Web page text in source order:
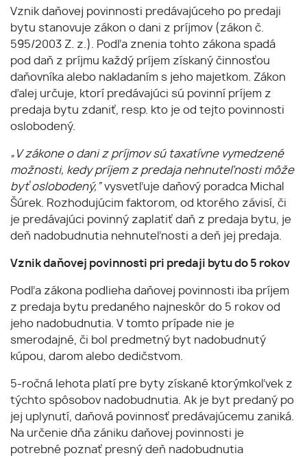
Vznik daňovej povinnosti predávajúceho po predaji
bytu stanovuje zákon o dani z príjmov (zákon č.
595/2003 Z. z.). Podľa znenia tohto zákona spadá
pod daň z príjmu každý príjem získaný činnosťou
daňovníka alebo nakladaním s jeho majetkom. Zákon
ďalej určuje, ktorí predávajúci sú povinní príjem z
predaja bytu zdaniť, resp. kto je od tejto povinnosti
oslobodený.
„V zákone o dani z príjmov sú taxatívne vymedzené
možnosti, kedy príjem z predaja nehnuteľnosti môže
byť oslobodený,”vysvetľuje daňový poradca Michal
Šúrek. Rozhodujúcim faktorom, od ktorého závisí, či
je predávajúci povinný zaplatiť daň z predaja bytu, je
deň nadobudnutia nehnuteľnosti a deň jej predaja.
Vznik daňovej povinnosti pri predaji bytu do 5 rokov
Podľa zákona podlieha daňovej povinnosti iba príjem
z predaja bytu predaného najneskôr do 5 rokov od
jeho nadobudnutia. V tomto prípade nie je
smerodajné, či bol predmetný byt nadobudnutý
kúpou, darom alebo dedičstvom.
5-ročná lehota platí pre byty získané ktorýmkoľvek z
týchto spôsobov nadobudnutia. Ak je byt predaný po
jej uplynutí, daňová povinnosť predávajúcemu zaniká.
Na určenie dňa zániku daňovej povinnosti je
potrebné poznať presný deň nadobudnutia